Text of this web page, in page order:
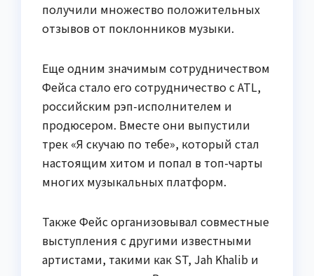
получили множество положительных
отзывов от поклонников музыки.
Еще одним значимым сотрудничеством
Фейса стало его сотрудничество с ATL,
российским рэп-исполнителем и
продюсером. Вместе они выпустили
трек «Я скучаю по тебе», который стал
настоящим хитом и попал в топ-чарты
многих музыкальных платформ.
Также Фейс организовывал совместные
выступления с другими известными
артистами, такими как ST, Jah Khalib и